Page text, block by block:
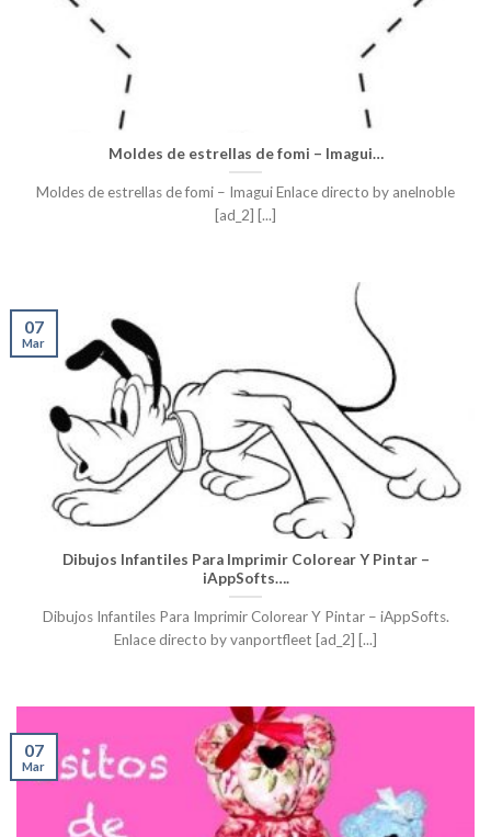
Moldes de estrellas de fomi – Imagui…
Moldes de estrellas de fomi – Imagui Enlace directo by anelnoble
[ad_2] [...]
Dibujos Infantiles Para Imprimir Colorear Y Pintar –
iAppSofts….
Dibujos Infantiles Para Imprimir Colorear Y Pintar – iAppSofts.
Enlace directo by vanportfleet [ad_2] [...]
07
Mar
07
Mar